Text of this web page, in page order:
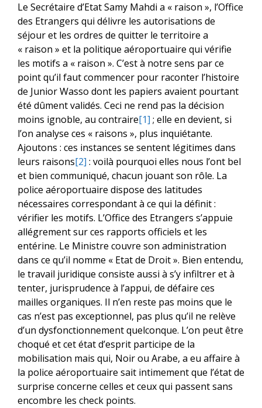
Le Secrétaire d’Etat Samy Mahdi a « raison », l’Office
des Etrangers qui délivre les autorisations de
séjour et les ordres de quitter le territoire a
« raison » et la politique aéroportuaire qui vérifie
les motifs a « raison ». C’est à notre sens par ce
point qu’il faut commencer pour raconter l’histoire
de Junior Wasso dont les papiers avaient pourtant
été dûment validés. Ceci ne rend pas la décision
moins ignoble, au contraire[1] ; elle en devient, si
l’on analyse ces « raisons », plus inquiétante.
Ajoutons : ces instances se sentent légitimes dans
leurs raisons[2] : voilà pourquoi elles nous l’ont bel
et bien communiqué, chacun jouant son rôle. La
police aéroportuaire dispose des latitudes
nécessaires correspondant à ce qui la définit :
vérifier les motifs. L’Office des Etrangers s’appuie
allégrement sur ces rapports officiels et les
entérine. Le Ministre couvre son administration
dans ce qu’il nomme « Etat de Droit ». Bien entendu,
le travail juridique consiste aussi à s’y infiltrer et à
tenter, jurisprudence à l’appui, de défaire ces
mailles organiques. Il n’en reste pas moins que le
cas n’est pas exceptionnel, pas plus qu’il ne relève
d’un dysfonctionnement quelconque. L’on peut être
choqué et cet état d’esprit participe de la
mobilisation mais qui, Noir ou Arabe, a eu affaire à
la police aéroportuaire sait intimement que l’état de
surprise concerne celles et ceux qui passent sans
encombre les check points.